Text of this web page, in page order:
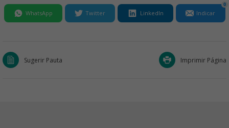
WhatsApp Twitter LinkedIn Indicar
0
Sugerir Pauta Imprimir Página